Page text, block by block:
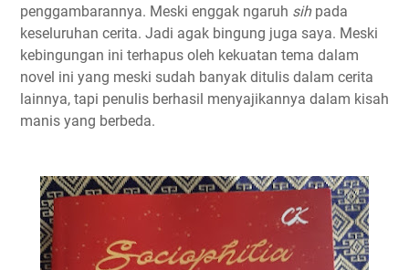
penggambarannya. Meski enggak ngaruh sihpada
keseluruhan cerita. Jadi agak bingung juga saya. Meski
kebingungan ini terhapus oleh kekuatan tema dalam
novel ini yang meski sudah banyak ditulis dalam cerita
lainnya, tapi penulis berhasil menyajikannya dalam kisah
manis yang berbeda.